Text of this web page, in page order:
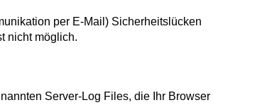
per E-Mail) Sicherheitslücken
nicht möglich.
Server-Log Files, die Ihr Browser